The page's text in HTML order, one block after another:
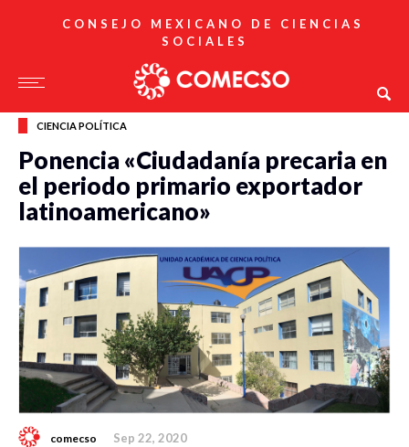
CONSEJO MEXICANO DE CIENCIAS
SOCIALES
CIENCIA POLÍTICA
Ponencia «Ciudadanía precaria en
el periodo primario exportador
latinoamericano»
comecso Sep 22, 2020